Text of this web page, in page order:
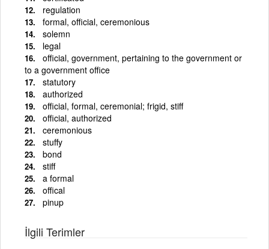
regulation
formal, official, ceremonious
solemn
legal
official, government, pertaining to the government or
to a government office
statutory
authorized
official, formal, ceremonial; frigid, stiff
official, authorized
ceremonious
stuffy
bond
stiff
a formal
offical
pinup
İlgili Terimler